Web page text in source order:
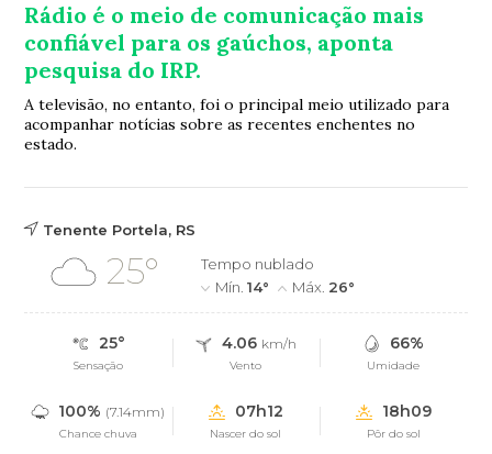
Rádio é o meio de comunicação mais
confiável para os gaúchos, aponta
pesquisa do IRP.
A televisão, no entanto, foi o principal meio utilizado para
acompanhar notícias sobre as recentes enchentes no
estado.
Tenente Portela, RS
25°
Tempo nublado
Mín.14° Máx. 26°
25°
Sensação
4.06 km/h
Vento
66%
Umidade
100% (7.14mm)
Chance chuva
07h12
Nascer do sol
18h09
Pôr do sol